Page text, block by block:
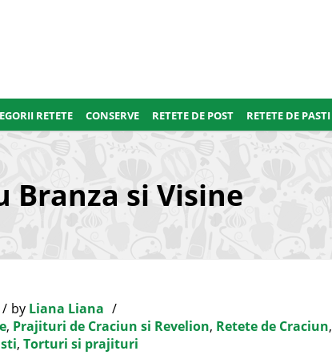
RETETE CONSERVE RETETE DE POST RETETE DE PASTI
Branza si Visine
by Liana Liana
, Prajituri de Craciun si Revelion, Retete de Craciun,
, Torturi si prajituri